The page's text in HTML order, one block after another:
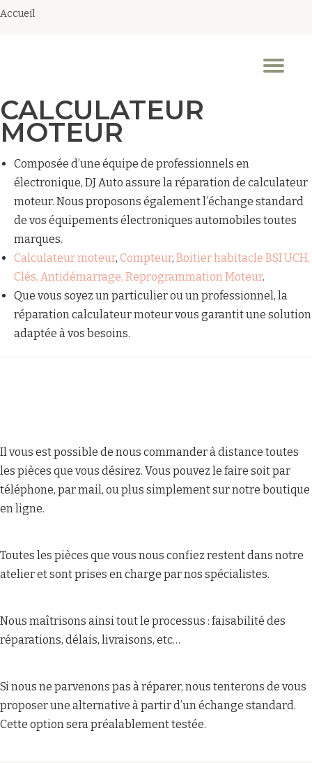
Accueil
CALCULATEUR
MOTEUR
Composée d’une équipe de professionnels en
électronique, DJ Auto assure la réparation de calculateur
moteur. Nous proposons également l’échange standard
de vos équipements électroniques automobiles toutes
marques.
Calculateur moteur, Compteur, Boitier habitacle BSI UCH,
Clés, Antidémarrage, Reprogrammation Moteur.
Que vous soyez un particulier ou un professionnel, la
réparation calculateur moteur vous garantit une solution
adaptée à vos besoins.
Il vous est possible de nous commander à distance toutes
les pièces que vous désirez. Vous pouvez le faire soit par
téléphone, par mail, ou plus simplement sur notre boutique
en ligne.
Toutes les pièces que vous nous confiez restent dans notre
atelier et sont prises en charge par nos spécialistes.
Nous maîtrisons ainsi tout le processus : faisabilité des
réparations, délais, livraisons, etc…
Si nous ne parvenons pas à réparer, nous tenterons de vous
proposer une alternative à partir d’un échange standard.
Cette option sera préalablement testée.